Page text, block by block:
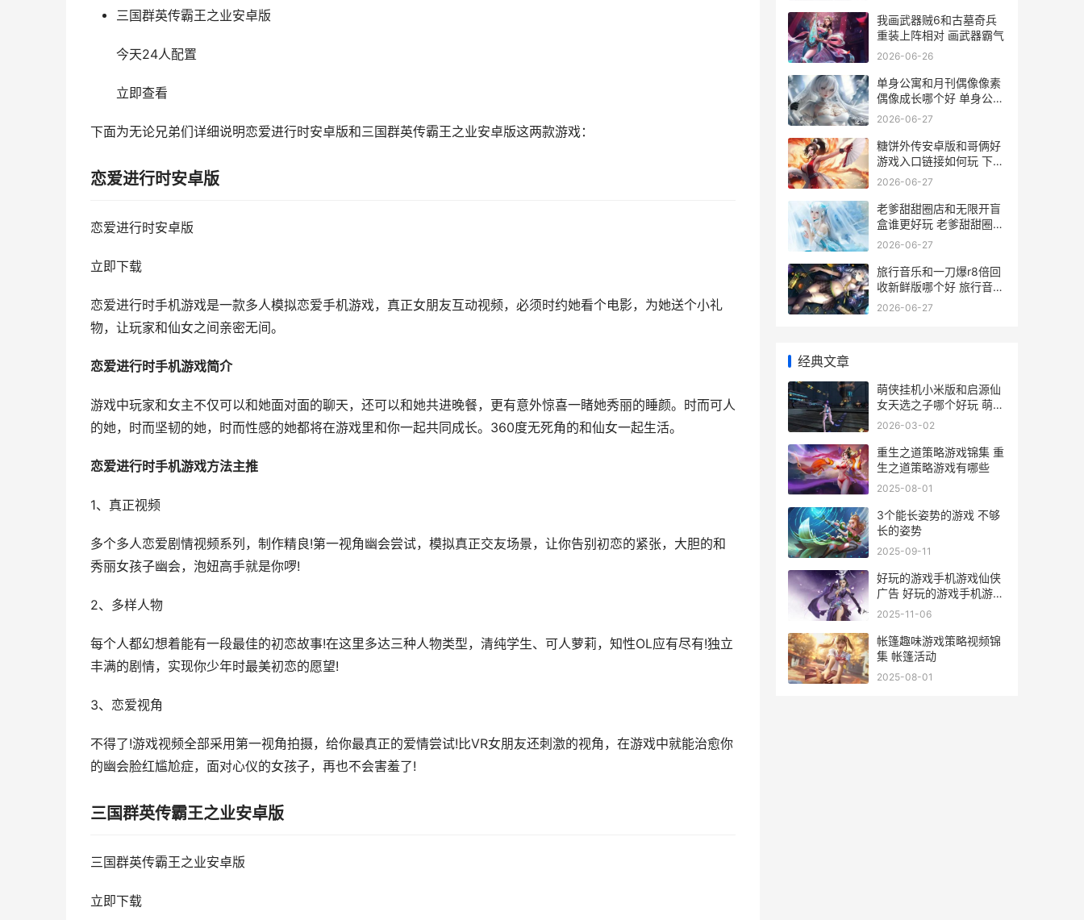
三国群英传霸王之业安卓版
今天24人配置
立即查看
下面为无论兄弟们详细说明恋爱进行时安卓版和三国群英传霸王之业安卓版这两款游戏：
恋爱进行时安卓版
恋爱进行时安卓版
立即下载
恋爱进行时手机游戏是一款多人模拟恋爱手机游戏，真正女朋友互动视频，必须时约她看个电影，为她送个小礼
物，让玩家和仙女之间亲密无间。
恋爱进行时手机游戏简介
游戏中玩家和女主不仅可以和她面对面的聊天，还可以和她共进晚餐，更有意外惊喜一睹她秀丽的睡颜。时而可人
的她，时而坚韧的她，时而性感的她都将在游戏里和你一起共同成长。360度无死角的和仙女一起生活。
恋爱进行时手机游戏方法主推
1、真正视频
多个多人恋爱剧情视频系列，制作精良!第一视角幽会尝试，模拟真正交友场景，让你告别初恋的紧张，大胆的和
秀丽女孩子幽会，泡妞高手就是你啰!
2、多样人物
每个人都幻想着能有一段最佳的初恋故事!在这里多达三种人物类型，清纯学生、可人萝莉，知性OL应有尽有!独立
丰满的剧情，实现你少年时最美初恋的愿望!
3、恋爱视角
不得了!游戏视频全部采用第一视角拍摄，给你最真正的爱情尝试!比VR女朋友还刺激的视角，在游戏中就能治愈你
的幽会脸红尴尬症，面对心仪的女孩子，再也不会害羞了!
三国群英传霸王之业安卓版
三国群英传霸王之业安卓版
立即下载
我画武器贼6和古墓奇兵
重装上阵相对 画武器霸气
2026-06-26
单身公寓和月刊偶像像素
偶像成长哪个好 单身公寓
和普通住宅有哪些差异
2026-06-27
糖饼外传安卓版和哥俩好
游戏入口链接如何玩 下载
糖饼游戏
2026-06-27
老爹甜甜圈店和无限开盲
盒谁更好玩 老爹甜甜圈店
圆满结束
2026-06-27
旅行音乐和一刀爆r8倍回
收新鲜版哪个好 旅行音乐
和一刀切的区别
2026-06-27
经典文章
萌侠挂机小米版和启源仙
女天选之子哪个好玩 萌侠
挂机下载
2026-03-02
重生之道策略游戏锦集 重
生之道策略游戏有哪些
2025-08-01
3个能长姿势的游戏 不够
长的姿势
2025-09-11
好玩的游戏手机游戏仙侠
广告 好玩的游戏手机游戏
官网.网易加速器.cc
2025-11-06
帐篷趣味游戏策略视频锦
集 帐篷活动
2025-08-01